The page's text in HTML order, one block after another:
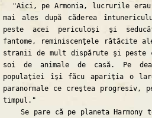
"Aici, pe Armonia, lucrurile erau
mai ales după căderea
peste acei periculoşi şi
fantome, reminiscenţele rătăcite
stranii de mult dispărute şi peste
soi de animale de casă. Pe
populaţiei îşi făcu apariţia o
paranormale ce creştea progresiv,
timpul."
Se pare că pe planeta Harmony